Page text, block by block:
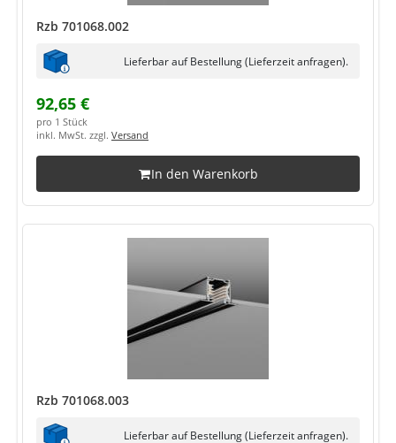
Rzb 701068.002
Lieferbar auf Bestellung (Lieferzeit anfragen).
92,65 €
pro 1 Stück
inkl. MwSt. zzgl. Versand
In den Warenkorb
Rzb 701068.003
Lieferbar auf Bestellung (Lieferzeit anfragen).